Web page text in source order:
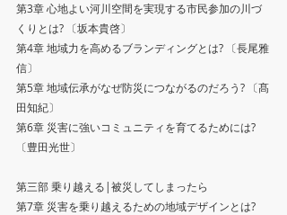
第3章 心地よい河川空間を実現する市民参加の川づ
くりとは? 〔坂本貴啓〕
第4章 地域力を高めるブランディングとは? 〔長尾雅
信〕
第5章 地域伝承がなぜ防災につながるのだろう? 〔髙
田知紀〕
第6章 災害に強いコミュニティを育てるためには?
〔豊田光世〕
第三部 乗り越える|被災してしまったら
第7章 災害を乗り越えるための地域デザインとは?